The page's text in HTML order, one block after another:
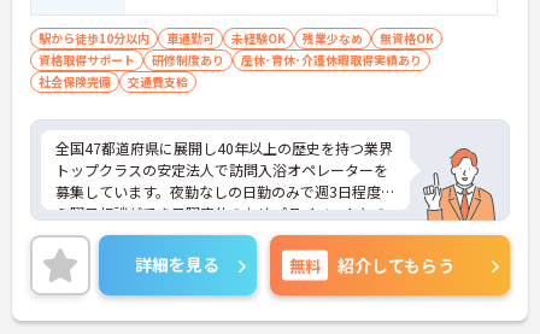
駅から徒歩10分以内 車通勤可 未経験OK 残業少なめ
無資格OK
資格取得サポート
研修制度あり
産休･育休･介護休暇取得実績あり
社会保険完備
交通費支給
全国47都道府県に展開し40年以上の歴史を持つ業界
トップクラスの安定法人で訪問入浴オペレーターを
募集しています。夜勤なしの日勤のみで週3日程度か
ら曜日相談ができ日曜定休のためプライベートとの
両立が可能です。企業主導型保育施設の利用枠や母
父子育児手当があり子育て中の方も安心して働けま
す。土祝は時給が100円アップしお祝い金などの福
利厚生も充実しています。業務は看護職員を含む3名
体制で行うため安心して取り組むことができ運転免
詳細を見る 無料 紹介してもらう